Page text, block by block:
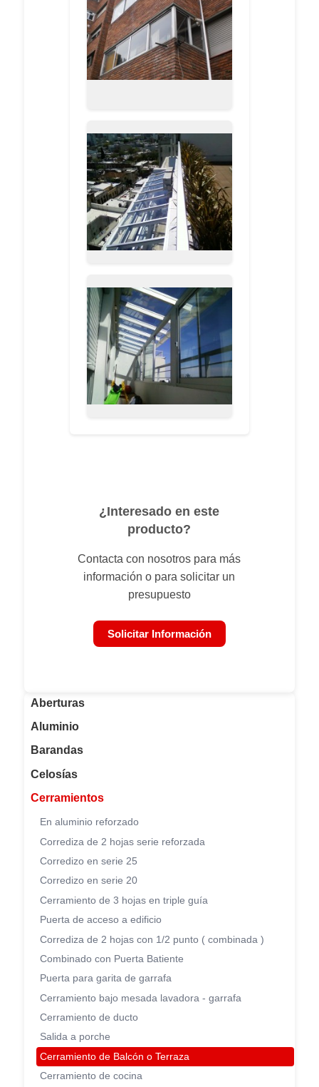
Aberturas
Aluminio
Barandas
Celosías
Cerramientos
En aluminio reforzado
Corrediza de 2 hojas serie reforzada
Corredizo en serie 25
Corredizo en serie 20
Cerramiento de 3 hojas en triple guía
Puerta de acceso a edificio
Corrediza de 2 hojas con 1/2 punto ( combinada )
Combinado con Puerta Batiente
Puerta para garita de garrafa
Cerramiento bajo mesada lavadora - garrafa
Cerramiento de ducto
Salida a porche
Cerramiento de Balcón o Terraza
Cerramiento de cocina
¿Interesado en este
producto?
Contacta con nosotros para más
información o para solicitar un
presupuesto
Solicitar Información